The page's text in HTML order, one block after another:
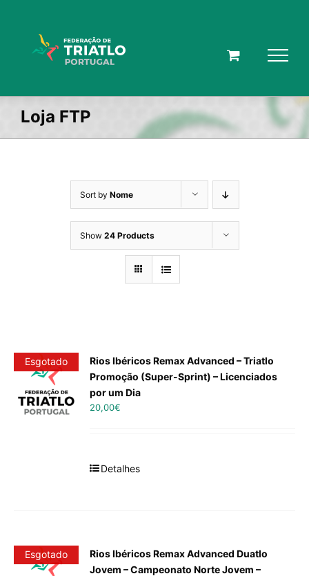
Loja FTP
Sort by Nome
Show 24 Products
Esgotado
Rios Ibéricos Remax Advanced – Triatlo
Promoção (Super-Sprint) – Licenciados
por um Dia
20,00€
Detalhes
Esgotado
Rios Ibéricos Remax Advanced Duatlo
Jovem – Campeonato Norte Jovem –